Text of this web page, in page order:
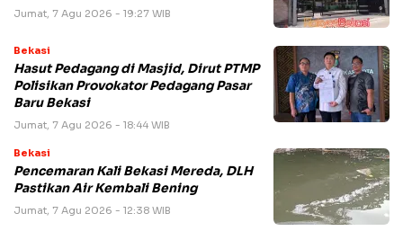
Jumat, 7 Agu 2026 - 19:27 WIB
Bekasi
Hasut Pedagang di Masjid, Dirut PTMP
Polisikan Provokator Pedagang Pasar
Baru Bekasi
Jumat, 7 Agu 2026 - 18:44 WIB
Bekasi
Pencemaran Kali Bekasi Mereda, DLH
Pastikan Air Kembali Bening
Jumat, 7 Agu 2026 - 12:38 WIB